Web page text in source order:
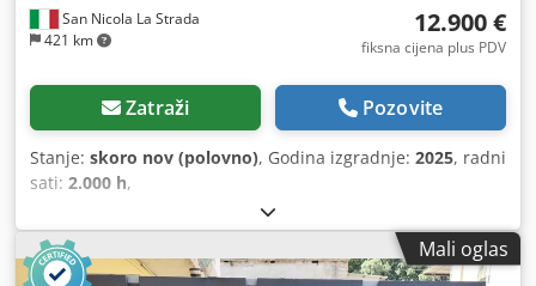
San Nicola La Strada
421 km
12.900 €
fiksna cijena plus PDV
Zatraži Pozovite
Stanje: skoro nov (polovno), Godina izgradnje: 2025, radni
sati: 2.000 h,
Mali oglas